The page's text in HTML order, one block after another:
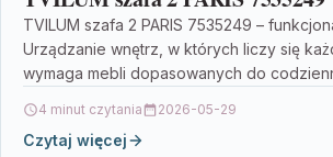
TVILUM szafa 2 PARIS 7535249 –
Urządzanie wnętrz, w których liczy się
wymaga mebli dopasowanych do
4 minut czytania 2026-05-29
Czytaj więcej